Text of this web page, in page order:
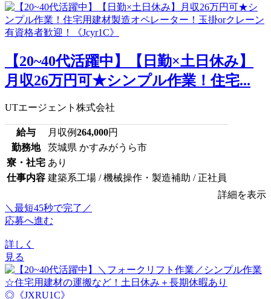
【20~40代活躍中】【日勤×土日休み】
月収26万円可★シンプル作業！住宅...
UTエージェント株式会社
給与 月収例264,000円
勤務地
茨城県 かすみがうら市
寮・社宅 あり
仕事内容 建築系工場 / 機械操作・製造補助 / 正社員
詳細を表示
＼最短45秒で完了／
応募へ進む
詳しく
見る